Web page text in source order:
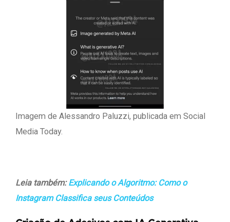
Imagem de Alessandro Paluzzi, publicada em Social
Media Today.
Leia também:Explicando o Algoritmo: Como o
Instagram Classifica seus Conteúdos